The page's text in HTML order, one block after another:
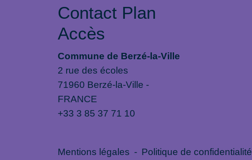
Contact Plan
Accès
Commune de Berzé-la-Ville
2 rue des écoles
71960 Berzé-la-Ville -
FRANCE
+33 3 85 37 71 10
Mentions légales - Politique de confidentialité